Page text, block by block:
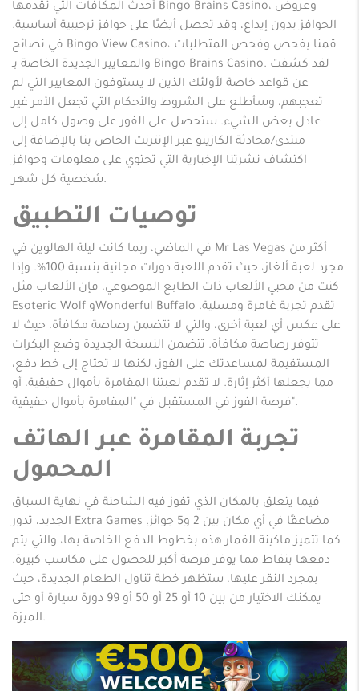
أحدث المكافآت التي تقدمها Bingo Brains Casino، وعروض
الحوافز بدون إيداع، وقد تحصل أيضًا على حوافز ترحيبية أساسية.
في نصائح Bingo View Casino، قمنا بفحص وفحص المتطلبات
والمعايير الجديدة الخاصة بـ Bingo Brains Casino. لقد كشفت
عن قواعد خاصة لأولئك الذين لا يستوفون المعايير التي لم
تعجبهم، وسأطلع على الشروط والأحكام التي تجعل الأمر غير
عادل بعض الشيء. ستحصل على الفور على وصول كامل إلى
منتدى/محادثة الكازينو عبر الإنترنت الخاص بنا بالإضافة إلى
اكتشاف نشرتنا الإخبارية التي تحتوي على معلومات وحوافز
شخصية كل شهر.
توصيات التطبيق
في الماضي، ربما كانت ليلة الهالوين في Mr Las Vegas أكثر من
مجرد لعبة ألغاز، حيث تقدم اللعبة دورات مجانية بنسبة 100%. وإذا
كنت من محبي الألعاب ذات الطابع الموضوعي، فإن الألعاب مثل
Esoteric Wolf وWonderful Buffalo تقدم تجربة غامرة ومسلية.
على عكس أي لعبة أخرى، والتي لا تتضمن رصاصة مكافأة، حيث لا
تتوفر رصاصة مكافأة. تتضمن النسخة الجديدة وضع البكرات
المستقيمة لمساعدتك على الفوز، لكنها لا تحتاج إلى خط دفع،
مما يجعلها أكثر إثارة. لا تقدم لعبتنا المقامرة بأموال حقيقية، أو
فرصة الفوز في المستقبل في "المقامرة بأموال حقيقية".
تجربة المقامرة عبر الهاتف
المحمول
فيما يتعلق بالمكان الذي تفوز فيه الشاحنة في نهاية السباق
الجديد، تدور Extra Games مضاعفًا في أي مكان بين 2 و5 جوائز.
كما تتميز ماكينة القمار هذه بخطوط الدفع الخاصة بها، والتي يتم
دفعها بنقاط مما يوفر فرصة أكبر للحصول على مكاسب كبيرة.
بمجرد النقر عليها، ستظهر خطة تناول الطعام الجديدة، حيث
يمكنك الاختيار من بين 10 أو 25 أو 50 أو 99 دورة سيارة أو حتى
الميزة.